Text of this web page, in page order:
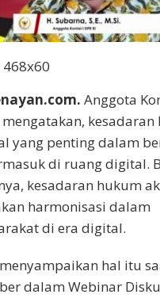
Anggota
kesadaran
yang penting dalam
di ruang digital.
kesadaran hukum
harmonisasi dalam
di era digital.
hal itu
dalam Webinar